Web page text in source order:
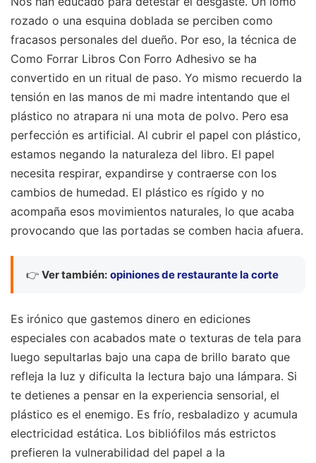
rozado o una esquina doblada se perciben como
fracasos personales del dueño. Por eso, la técnica de
Como Forrar Libros Con Forro Adhesivo se ha
convertido en un ritual de paso. Yo mismo recuerdo la
tensión en las manos de mi madre intentando que el
plástico no atrapara ni una mota de polvo. Pero esa
perfección es artificial. Al cubrir el papel con plástico,
estamos negando la naturaleza del libro. El papel
necesita respirar, expandirse y contraerse con los
cambios de humedad. El plástico es rígido y no
acompaña esos movimientos naturales, lo que acaba
provocando que las portadas se comben hacia afuera.
👉 Ver también: opiniones de restaurante la corte
Es irónico que gastemos dinero en ediciones
especiales con acabados mate o texturas de tela para
luego sepultarlas bajo una capa de brillo barato que
refleja la luz y dificulta la lectura bajo una lámpara. Si
te detienes a pensar en la experiencia sensorial, el
plástico es el enemigo. Es frío, resbaladizo y acumula
electricidad estática. Los bibliófilos más estrictos
prefieren la vulnerabilidad del papel a la